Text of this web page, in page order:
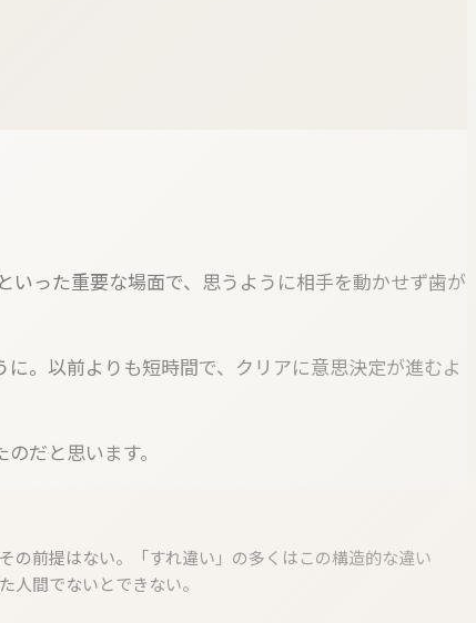
った重要な場面で、思うように相手を動かせず歯が
。以前よりも短時間で、クリアに意思決定が進むよ
だと思います。
の前提はない。「すれ違い」の多くはこの構造的な違い
間でないとできない。